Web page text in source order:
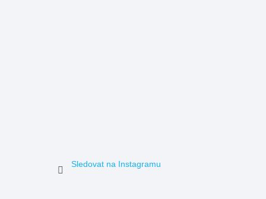
Sledovat na Instagramu